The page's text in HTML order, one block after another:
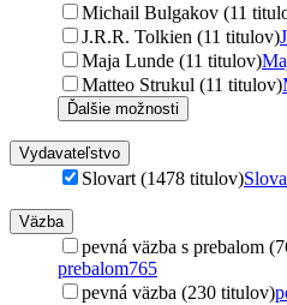
Michail Bulgakov (11
J.R.R. Tolkien (11 titulov)
Maja Lunde (11 titulov)
Matteo Strukul (11 titulov)
Ďalšie možnosti
Vydavateľstvo
Slovart (1478 titulov)
Väzba
pevná väzba s prebalom
prebalom765
pevná väzba (230 titulov)